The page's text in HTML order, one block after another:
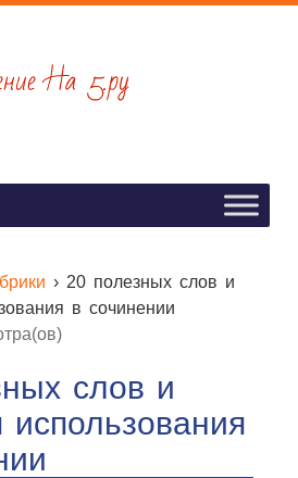
› 20 полезных слов и
в сочинении